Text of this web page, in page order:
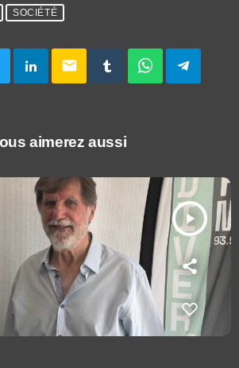
SOCIÉTÉ
email
aimerez aussi
play_arrow